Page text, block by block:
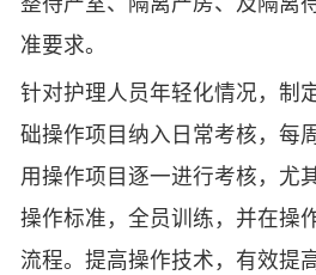
准要求。
针对护理人员年轻化情况，制
础操作项目纳入日常考核，每
用操作项目逐一进行考核，尤
操作标准，全员训练，并在操
流程。提高操作技术，有效提